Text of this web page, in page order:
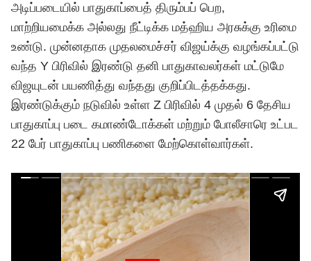
அடிப்படையில் பாதுகாப்பைத் திரும்பப் பெற,
மாற்றியமைக்க அல்லது நீட்டிக்க மத்ஹிய அரசுக்கு உரிமை
உண்டு. முன்னதாக முதலமைச்சர் விஜய்க்கு வழங்கப்பட்டு
வந்த Y பிரிவில் இரண்டு தனி பாதுகாவலர்கள் மட்டுமே
விஜயுடன் பயணித்து வந்தது குறிப்பிடத்தக்கது.
இரண்டுக்கும் நடுவில் உள்ள Z பிரிவில் 4 முதல் 6 தேசிய
பாதுகாப்பு படை கமாண்டோக்கள் மற்றும் போலீசாரெ உட்பட
22 பேர் பாதுகாப்பு பணிகளை மேற்கொள்வார்கள்.